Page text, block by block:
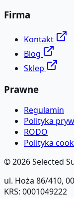
Firma
Kontakt
Blog
Sklep
Prawne
Regulamin
Polityka
RODO
Polityka
©2026Selected
ul. Hoża 86/410,
KRS: 0001049222